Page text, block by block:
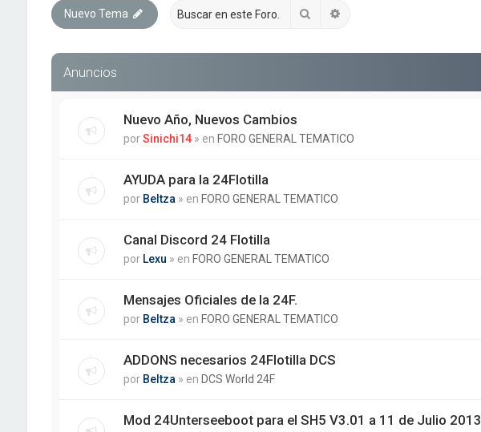
Nuevo Tema Buscar
Anuncios
Nuevo Año, Nuevos Cambios
porSinichi14 » en FORO GENERAL TEMATICO
AYUDA para la 24Flotilla
por Beltza » en FORO GENERAL TEMATICO
Canal Discord 24 Flotilla
por Lexu » en FORO GENERAL TEMATICO
Mensajes Oficiales de la 24F.
por Beltza » en FORO GENERAL TEMATICO
ADDONS necesarios 24Flotilla DCS
por Beltza » en DCS World 24F
Mod 24Unterseeboot para el SH5 V3.01 a 11 de Julio 2013